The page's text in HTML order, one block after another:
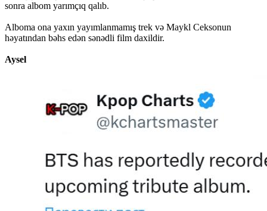
sonra albom yarımçıq qalıb.
Alboma ona yaxın yayımlanmamış trek və Maykl Ceksonun
həyatından bəhs edən sənədli film daxildir.
Aysel